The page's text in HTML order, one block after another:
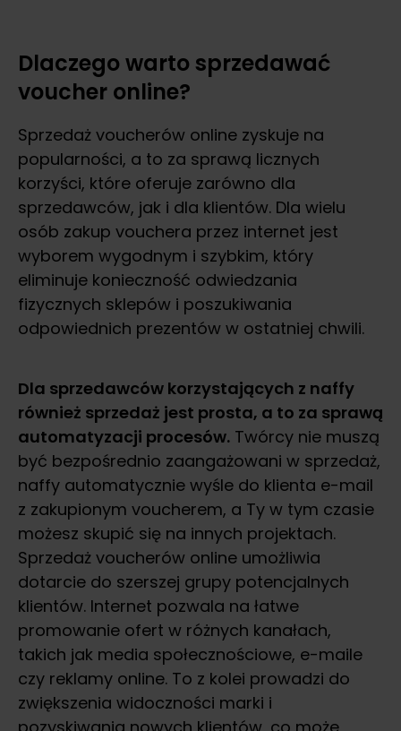
Dlaczego warto sprzedawać
voucher online?
Sprzedaż voucherów online zyskuje na
popularności, a to za sprawą licznych
korzyści, które oferuje zarówno dla
sprzedawców, jak i dla klientów. Dla wielu
osób zakup vouchera przez internet jest
wyborem wygodnym i szybkim, który
eliminuje konieczność odwiedzania
fizycznych sklepów i poszukiwania
odpowiednich prezentów w ostatniej chwili.
Dla sprzedawców korzystających z naffy
również sprzedaż jest prosta, a to za sprawą
automatyzacji procesów. Twórcy nie muszą
być bezpośrednio zaangażowani w sprzedaż,
naffy automatycznie wyśle do klienta e-mail
z zakupionym voucherem, a Ty w tym czasie
możesz skupić się na innych projektach.
Sprzedaż voucherów online umożliwia
dotarcie do szerszej grupy potencjalnych
klientów. Internet pozwala na łatwe
promowanie ofert w różnych kanałach,
takich jak media społecznościowe, e-maile
czy reklamy online. To z kolei prowadzi do
zwiększenia widoczności marki i